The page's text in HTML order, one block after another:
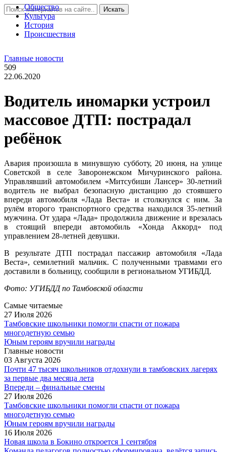
Искать
Общество
Культура
История
Проиcшествия
Главные новости
509
22.06.2020
Водитель иномарки устроил
массовое ДТП: пострадал
ребёнок
Авария произошла в минувшую субботу, 20 июня, на улице
Советской в селе Заворонежском Мичуринского района.
Управлявший автомобилем «Митсубиши Лансер» 30-летний
водитель не выбрал безопасную дистанцию до стоявшего
впереди автомобиля «Лада Веста» и столкнулся с ним. За
рулём второго транспортного средства находился 35-летний
мужчина. От удара «Лада» продолжила движение и врезалась
в стоящий впереди автомобиль «Хонда Аккорд» под
управлением 28-летней девушки.
В результате ДТП пострадал пассажир автомобиля «Лада
Веста», семилетний мальчик. С полученными травмами его
доставили в больницу, сообщили в региональном УГИБДД.
Фото: УГИБДД по Тамбовской области
Самые читаемые
27 Июля 2026
Тамбовские школьники помогли спасти от пожара
многодетную семью
Юным героям вручили награды
Главные новости
03 Августа 2026
Почти 47 тысяч школьников отдохнули в тамбовских лагерях
за первые два месяца лета
Впереди – финальные смены
27 Июля 2026
Тамбовские школьники помогли спасти от пожара
многодетную семью
Юным героям вручили награды
16 Июля 2026
Новая школа в Бокино откроется 1 сентября